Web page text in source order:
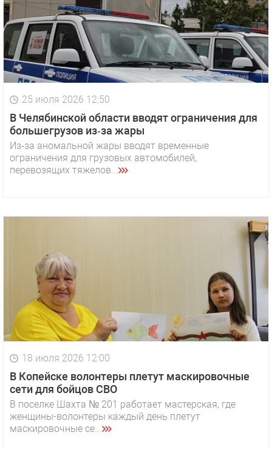
25 июля 2026 12:50
В Челябинской области вводят ограничения для
большегрузов из‑за жары
Из‑за аномальной жары вводят временные
ограничения для грузовых автомобилей,
перевозящих тяжелов...
18 июля 2026 12:00
В Копейске волонтеры плетут маскировочные
сети для бойцов СВО
В поселке Шахта № 201 работает мастерская, где
женщины-волонтеры каждый день плетут
маскировочные се...